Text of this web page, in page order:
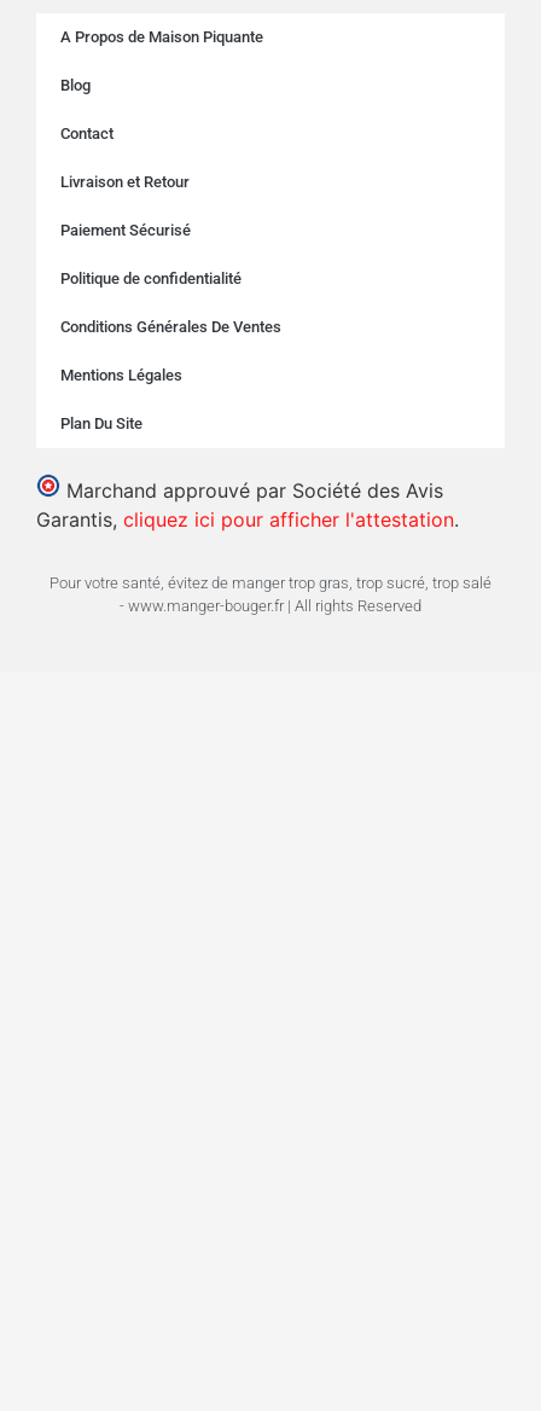
A Propos de Maison Piquante
Blog
Contact
Livraison et Retour
Paiement Sécurisé
Politique de confidentialité
Conditions Générales De Ventes
Mentions Légales
Plan Du Site
Marchand approuvé par Société des Avis
Garantis, cliquez ici pour afficher l'attestation.
Pour votre santé, évitez de manger trop gras, trop sucré, trop salé
- www.manger-bouger.fr | All rights Reserved